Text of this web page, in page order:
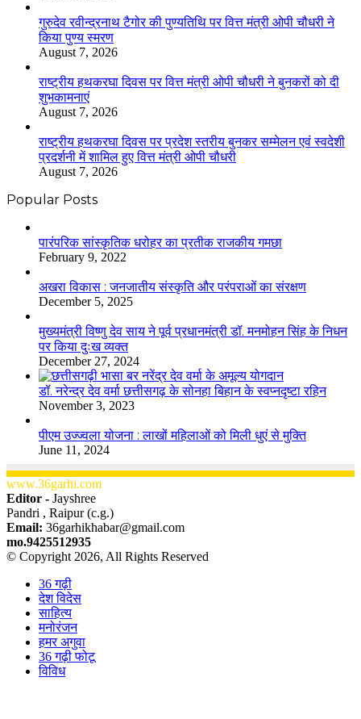
गुरुदेव रवीन्द्रनाथ टैगोर की पुण्यतिथि पर वित्त मंत्री ओपी चौधरी ने
किया पुण्य स्मरण
August 7, 2026
राष्ट्रीय हथकरघा दिवस पर वित्त मंत्री ओपी चौधरी ने बुनकरों को दी
शुभकामनाएं
August 7, 2026
राष्ट्रीय हथकरघा दिवस पर प्रदेश स्तरीय बुनकर सम्मेलन एवं स्वदेशी
प्रदर्शनी में शामिल हुए वित्त मंत्री ओपी चौधरी
August 7, 2026
Popular Posts
​​​​​​​पारंपरिक सांस्कृतिक धरोहर का प्रतीक राजकीय गमछा
February 9, 2022
अखरा विकास : जनजातीय संस्कृति और परंपराओं का संरक्षण
December 5, 2025
मुख्यमंत्री विष्णु देव साय ने पूर्व प्रधानमंत्री डॉ. मनमोहन सिंह के निधन
पर किया दुःख व्यक्त
December 27, 2024
डॉ. नरेन्द्र देव वर्मा छत्तीसगढ़ के सोनहा बिहान के स्वप्नदृष्टा रहिन
November 3, 2023
पीएम उज्ज्वला योजना : लाखों महिलाओं को मिली धुएं से मुक्ति
June 11, 2024
www.36garhi.com
Editor - Jayshree
Pandri , Raipur (c.g.)
Email: 36garhikhabar@gmail.com
mo.9425512935
© Copyright 2026, All Rights Reserved
36 गढ़ी
देश विदेस
साहित्य
मनोरंजन
हमर अगुवा
36 गढ़ी फोटू
विविध